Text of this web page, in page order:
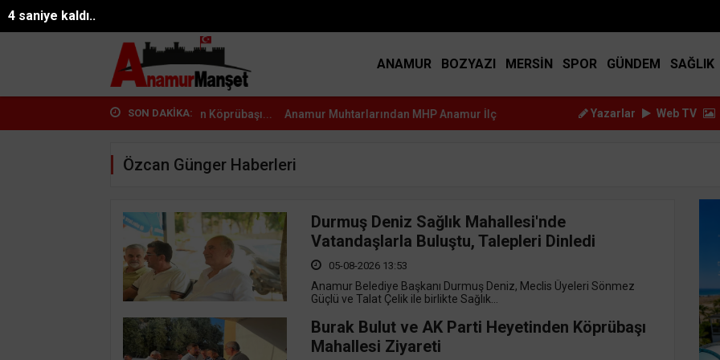
3 saniye kaldı..
ANAMUR BOZYAZI MERSİN SPOR GÜNDEM SAĞLIK
SON DAKİKA:
ve AK Parti Heyetinden Köprübaşı... Anamur Muhtarlarından MHP Anamur İlçe Başkanı... Kürşat Dizdar, Yeni Parti Anamur
Yazarlar Web TV
Özcan Günger Haberleri
Durmuş Deniz Sağlık Mahallesi'nde
Vatandaşlarla Buluştu, Talepleri Dinledi
05-08-2026 13:53
Anamur Belediye Başkanı Durmuş Deniz, Meclis Üyeleri Sönmez
Güçlü ve Talat Çelik ile birlikte Sağlık...
Burak Bulut ve AK Parti Heyetinden Köprübaşı
Mahallesi Ziyareti